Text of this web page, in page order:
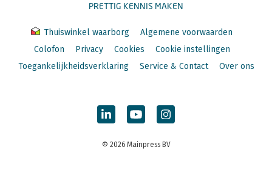
PRETTIG KENNIS MAKEN
Thuiswinkel waarborg
Algemene voorwaarden
Colofon
Privacy Cookies
Cookie instellingen
Toegankelijkheidsverklaring
Service & Contact Over ons
© 2026 Mainpress BV